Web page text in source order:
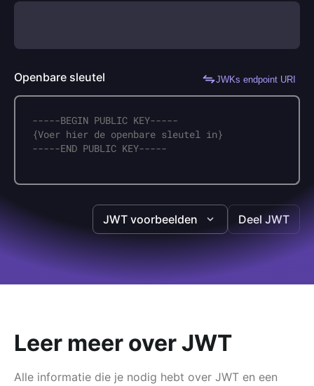
Openbare sleutel JWKs endpoint URI
JWT voorbeelden Deel JWT
Leer meer over JWT
Alle informatie die je nodig hebt over JWT en een